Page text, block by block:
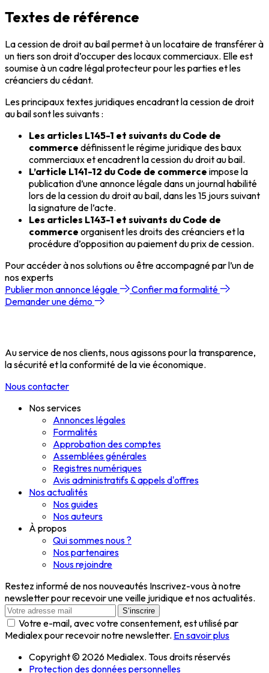
Textes de référence
La cession de droit au bail permet à un locataire de transférer à
un tiers son droit d’occuper des locaux commerciaux. Elle est
soumise à un cadre légal protecteur pour les parties et les
créanciers du cédant.
Les principaux textes juridiques encadrant la cession de droit
au bail sont les suivants :
Les articles L145-1 et suivants du Code de
commerce définissent le régime juridique des baux
commerciaux et encadrent la cession du droit au bail.
L’article L141-12 du Code de commerce impose la
publication d’une annonce légale dans un journal habilité
lors de la cession du droit au bail, dans les 15 jours suivant
la signature de l’acte.
Les articles L143-1 et suivants du Code de
commerce organisent les droits des créanciers et la
procédure d’opposition au paiement du prix de cession.
Pour accéder à nos solutions ou être accompagné par l’un de
nos experts
Publier mon annonce légale
Confier ma formalité
Demander une démo
Au service de nos clients, nous agissons pour la transparence,
la sécurité et la conformité de la vie économique.
Nous contacter
Nos services
Annonces légales
Formalités
Approbation des comptes
Assemblées générales
Registres numériques
Avis administratifs & appels d'offres
Nos actualités
Nos guides
Nos auteurs
À propos
Qui sommes nous ?
Nos partenaires
Nous rejoindre
Restez informé de nos nouveautés Inscrivez-vous à notre
newsletter pour recevoir une veille juridique et nos actualités.
S‘inscrire
Votre e-mail, avec votre consentement, est utilisé par
Medialex pour recevoir notre newsletter. En savoir plus
Copyright © 2026 Medialex. Tous droits réservés
Protection des données personnelles